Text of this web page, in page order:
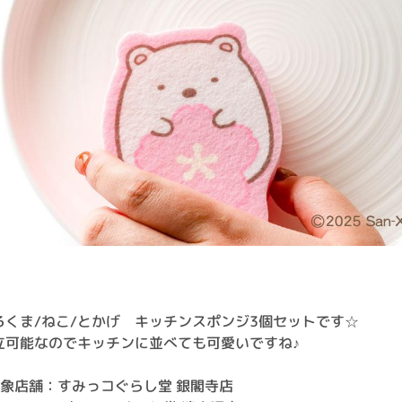
くま/ねこ/とかげ キッチンスポンジ3個セットです☆
可能なのでキッチンに並べても可愛いですね♪
店舗：すみっコぐらし堂 銀閣寺店